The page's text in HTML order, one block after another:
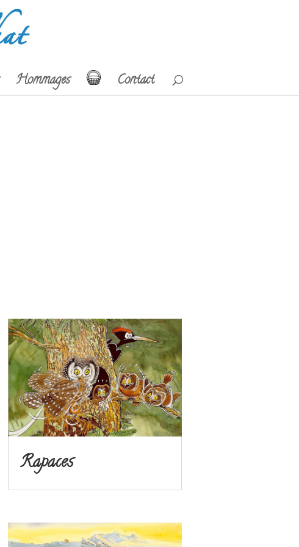
Hommages Contact
Rapaces